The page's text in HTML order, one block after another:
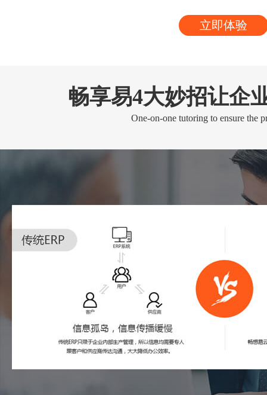
立即体验
畅享易4大妙招让企
One-on-one tutoring to ensure the